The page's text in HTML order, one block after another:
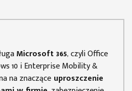
Microsoft 365, czyli Office
10 i Enterprise Mobility &
na znacząceuproszczenie